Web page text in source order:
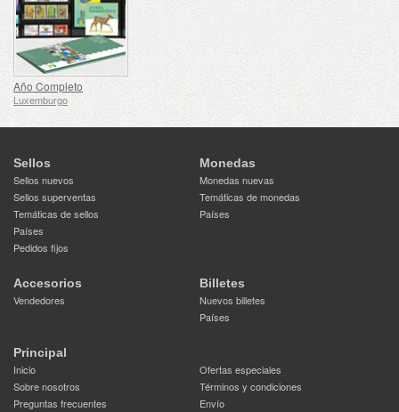
Año Completo
Luxemburgo
Sellos
Sellos nuevos
Sellos superventas
Temáticas de sellos
Países
Pedidos fijos
Monedas
Monedas nuevas
Temáticas de monedas
Países
Accesorios
Vendedores
Billetes
Nuevos billetes
Países
Principal
Inicio
Ofertas especiales
Sobre nosotros
Términos y condiciones
Preguntas frecuentes
Envío